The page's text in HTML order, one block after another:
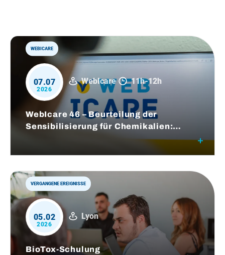
WEBICARE
07.07
2026
WebIcare 11h-12h
WebIcare 46 – Beurteilung der
Sensibilisierung für Chemikalien:
Vorteile des H-CLAT-Tests
VERGANGENE EREIGNISSE
05.02
2026
Lyon
BioTox-Schulung